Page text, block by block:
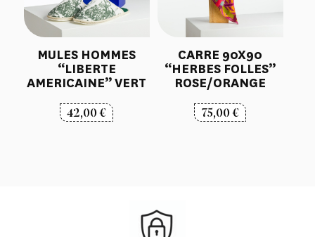
MULES HOMMES
“LIBERTE
AMERICAINE” VERT
42,00€
CARRE 90X90
“HERBES FOLLES”
ROSE/ORANGE
75,00€